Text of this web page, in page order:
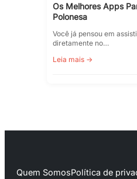
Os Melhores Apps
Polonesa
Você já pensou em
diretamente no…
Leia mais →
Quem SomosPolítica de